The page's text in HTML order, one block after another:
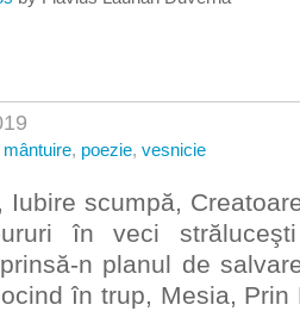
mântuire, poezie, vesnicie
scumpă,
în veci
n planul de
în trup, Mesia, Prin